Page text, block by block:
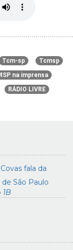
Tcm-sp
Tcmsp
na imprensa
RÁDIO LIVRE
fala da
São Paulo
1B